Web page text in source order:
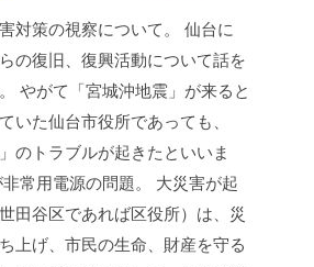
対策の視察について。
仙台に
の復旧、復興活動について話を
やがて「宮城沖地震」が来ると
いた仙台市役所であっても、
のトラブルが起きたといいま
常用電源の問題。
大災害が起
田谷区であれば区役所）は、災
上げ、市民の生命、財産を守る